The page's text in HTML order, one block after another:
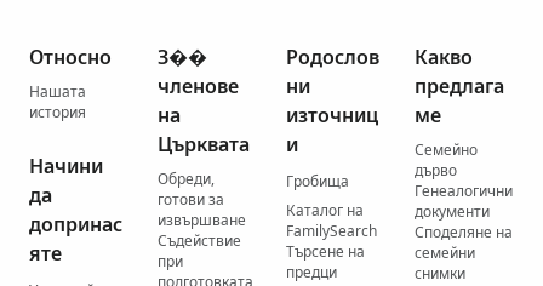
Относно
Нашата
история
Начини
да
допринас
яте
З��
членове
на
Църквата
Обреди,
готови за
извършване
Съдействие
при
Родослов
ни
източниц
и
Гробища
Каталог на
FamilySearch
Търсене на
предци
Какво
предлага
ме
Семейно
дърво
Генеалогични
документи
Споделяне на
семейни
снимки